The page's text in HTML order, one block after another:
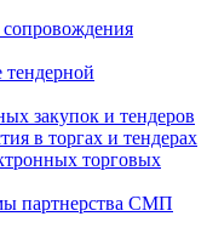
тендерной
закупок и тендеров
в торгах и тендерах
торговых
партнерства СМП